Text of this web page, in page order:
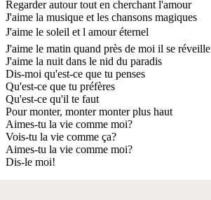
Regarder autour tout en cherchant l'amour
J'aime la musique et les chansons magiques
J'aime le soleil et l amour éternel
J'aime le matin quand près de moi il se réveille
J'aime la nuit dans le nid du paradis
Dis-moi qu'est-ce que tu penses
Qu'est-ce que tu préfères
Qu'est-ce qu'il te faut
Pour monter, monter monter plus haut
Aimes-tu la vie comme moi?
Vois-tu la vie comme ça?
Aimes-tu la vie comme moi?
Dis-le moi!